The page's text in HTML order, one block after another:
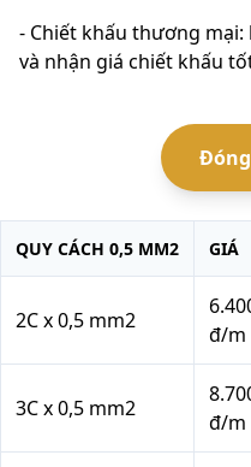
- Chiết khấu thương
và nhận giá chiết khấu
Đóng
QUY CÁCH 0,5 MM2 GIÁ
2C x 0,5 mm2
đ/m
3C x 0,5 mm2
đ/m